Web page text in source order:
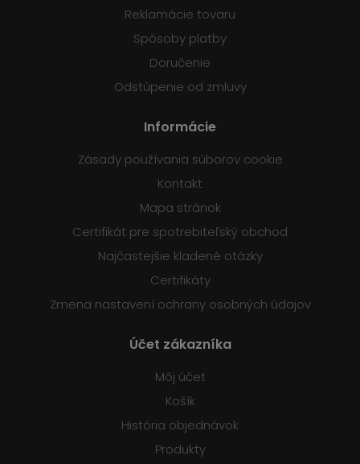
Reklamácie tovaru
Spôsoby platby
Doručenie
Odstúpenie od zmluvy
Informácie
Zásady používania súborov cookie
Kontakt
Mapa stránok
Certifikát pre spotrebiteľský obchod
Najčastejšie kladené otázky
Certifikáty
Zmena nastavení ochrany osobných údajov
Účet zákazníka
Môj účet
Košík
História objednávok
Produkty